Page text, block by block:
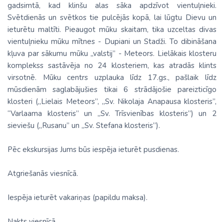
gadsimtā, kad klinšu alas sāka apdzīvot vientuļnieki.
Svētdienās un svētkos tie pulcējās kopā, lai lūgtu Dievu un
ieturētu maltīti. Pieaugot mūku skaitam, tika uzceltas divas
vientuļnieku mūku mītnes - Dupiani un Stadži. To dibināšana
kļuva par sākumu mūku „valstij” - Meteors. Lielākais klosteru
komplekss sastāvēja no 24 klosteriem, kas atradās klints
virsotnē. Mūku centrs uzplauka līdz 17.gs., pašlaik līdz
mūsdienām saglabājušies tikai 6 strādājošie pareizticīgo
klosteri („Lielais Meteors”, „Sv. Nikolaja Anapausa klosteris”,
“Varlaama klosteris” un „Sv. Trīsvienības klosteris”) un 2
sieviešu („Rusanu” un „Sv. Stefana klosteris”).
Pēc ekskursijas Jums būs iespēja ieturēt pusdienas.
Atgriešanās viesnīcā.
Iespēja ieturēt vakariņas (papildu maksa).